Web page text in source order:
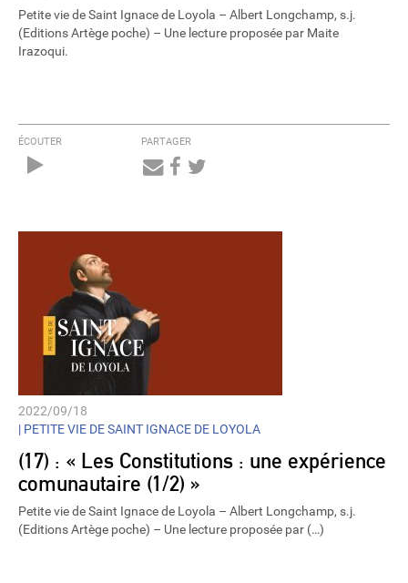
Petite vie de Saint Ignace de Loyola – Albert Longchamp, s.j.
(Editions Artège poche) – Une lecture proposée par Maite
Irazoqui.
ÉCOUTER PARTAGER
2022/09/18
| PETITE VIE DE SAINT IGNACE DE LOYOLA
(17) : « Les Constitutions : une expérience
comunautaire (1/2) »
Petite vie de Saint Ignace de Loyola – Albert Longchamp, s.j.
(Editions Artège poche) – Une lecture proposée par (…)